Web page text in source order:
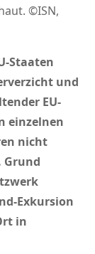
©ISN,
Staaten
und
EU-
einzelnen
nicht
Grund
Exkursion
in